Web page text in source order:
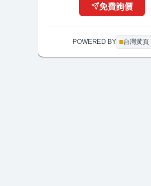
免費詢價
POWERED BY 台灣黃頁